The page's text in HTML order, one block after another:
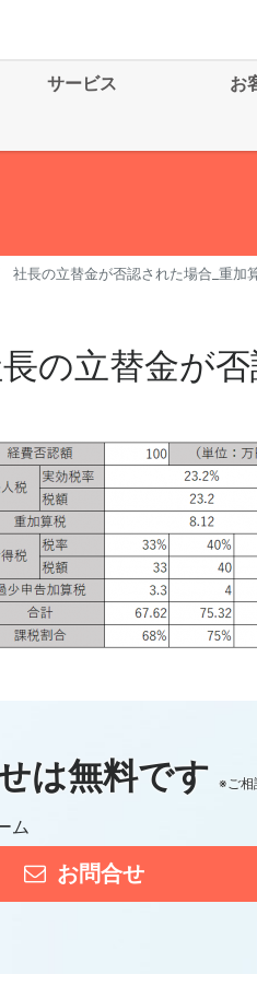
サービス お
社長の立替金が否認された場合_重加
の立替金が
は無料です ※ご相
ム
お問合せ